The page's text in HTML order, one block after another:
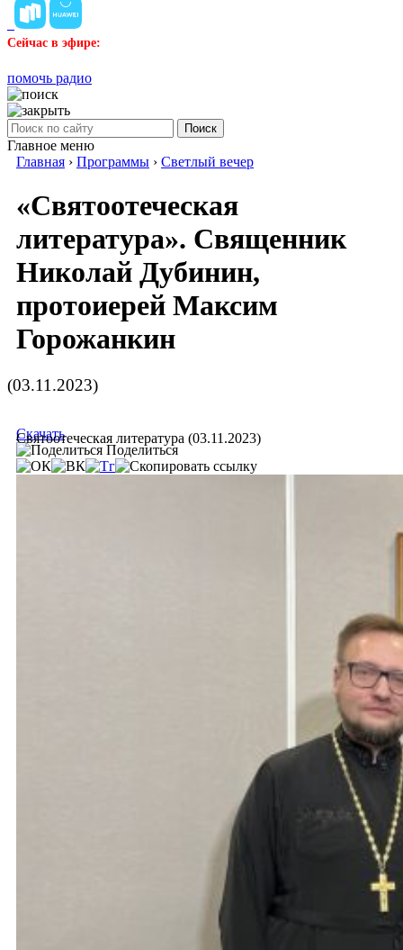
Сейчас в эфире:
помочь радио
Поиск
Главное меню
Главная › Программы › Светлый вечер
«Святоотеческая
литература». Священник
Николай Дубинин,
протоиерей Максим
Горожанкин
(03.11.2023)
Святоотеческая литература (03.11.2023)
Скачать
Поделиться